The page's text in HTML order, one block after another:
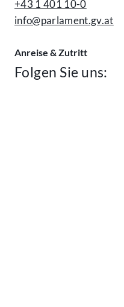
+43 1 401 10-0
info@parlament.gv.at
Anreise & Zutritt
Folgen Sie uns: